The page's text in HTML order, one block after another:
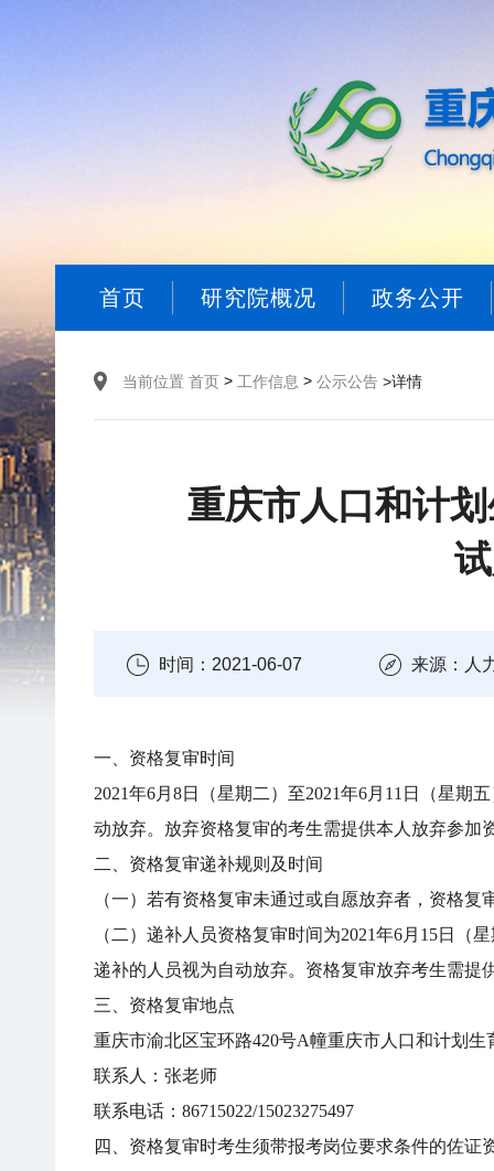
首页 研究院概况 政务公开
当前位置 首页 > 工作信息 > 公示公告 >详情
重庆市人口和计
时间：2021-06-07 来源：人
一、资格复审时间
2021年6月8日（星期二）至2021年6月11日（星期
动放弃。放弃资格复审的考生需提供本人放弃参
二、资格复审递补规则及时间
（一）若有资格复审未通过或自愿放弃者，资格
（二）递补人员资格复审时间为2021年6月15日（
递补的人员视为自动放弃。资格复审放弃考生需提
三、资格复审地点
重庆市渝北区宝环路420号A幢重庆市人口和计划生
联系人：张老师
联系电话：86715022/15023275497
四、资格复审时考生须带报考岗位要求条件的佐证